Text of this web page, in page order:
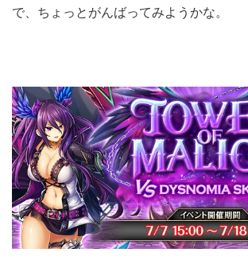
で、ちょっとがんばってみようかな。